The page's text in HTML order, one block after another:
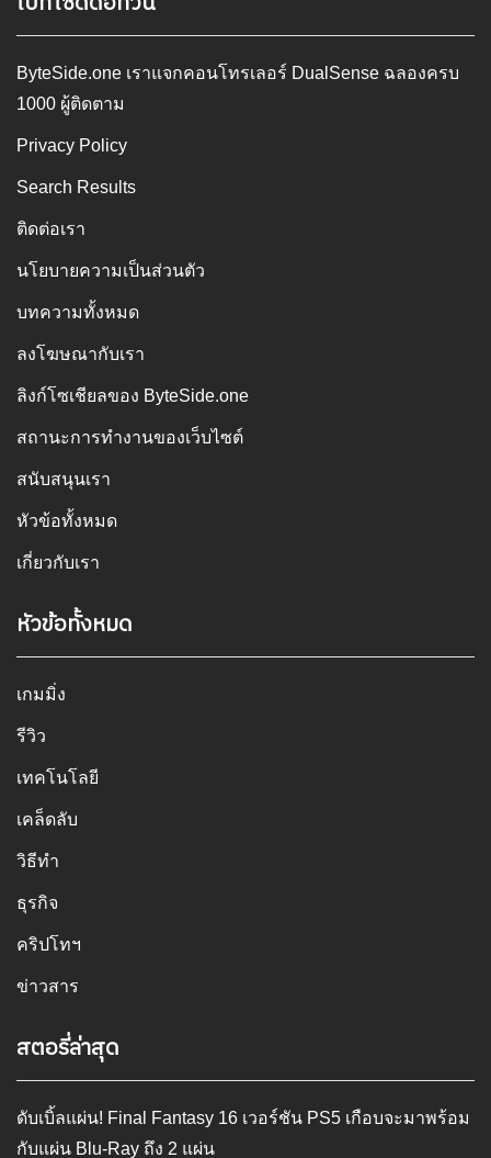
ByteSide.one เราแจกคอนโทรเลอร์ DualSense ฉลองครบ
1000 ผู้ติดตาม
Privacy Policy
Search Results
ติดต่อเรา
นโยบายความเป็นส่วนตัว
บทความทั้งหมด
ลงโฆษณากับเรา
ลิงก์โซเชียลของ ByteSide.one
สถานะการทำงานของเว็บไซต์
สนับสนุนเรา
หัวข้อทั้งหมด
เกี่ยวกับเรา
หัวข้อทั้งหมด
เกมมิ่ง
รีวิว
เทคโนโลยี
เคล็ดลับ
วิธีทำ
ธุรกิจ
คริปโทฯ
ข่าวสาร
สตอรี่ล่าสุด
ดับเบิ้ลแผ่น! Final Fantasy 16 เวอร์ชัน PS5 เกือบจะมาพร้อม
กับแผ่น Blu-Ray ถึง 2 แผ่น